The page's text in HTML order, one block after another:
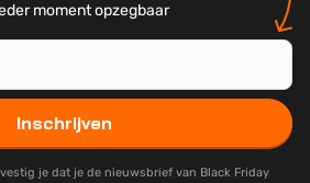
moment opzegbaar
Inschrijven
je dat je de nieuwsbrief van Black Friday